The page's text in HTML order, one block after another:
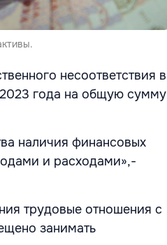
несоответствия в
года на общую сумму
наличия финансовых
и расходами»,-
трудовые отношения с
занимать